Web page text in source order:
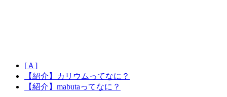
[Ａ]
【紹介】カリウムってなに？
【紹介】mabutaってなに？